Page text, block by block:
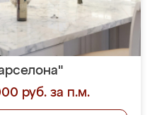
руб. за п.м.